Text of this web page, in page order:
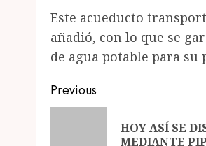
Este acueducto
añadió, con lo que se
de agua potable para su
Post
navigation
Previous
HOY ASÍ SE
MEDIANTE